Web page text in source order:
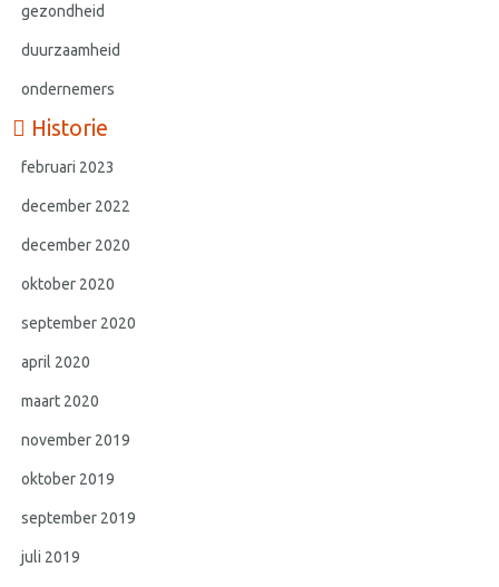
gezondheid
duurzaamheid
ondernemers
Historie
februari 2023
december 2022
december 2020
oktober 2020
september 2020
april 2020
maart 2020
november 2019
oktober 2019
september 2019
juli 2019